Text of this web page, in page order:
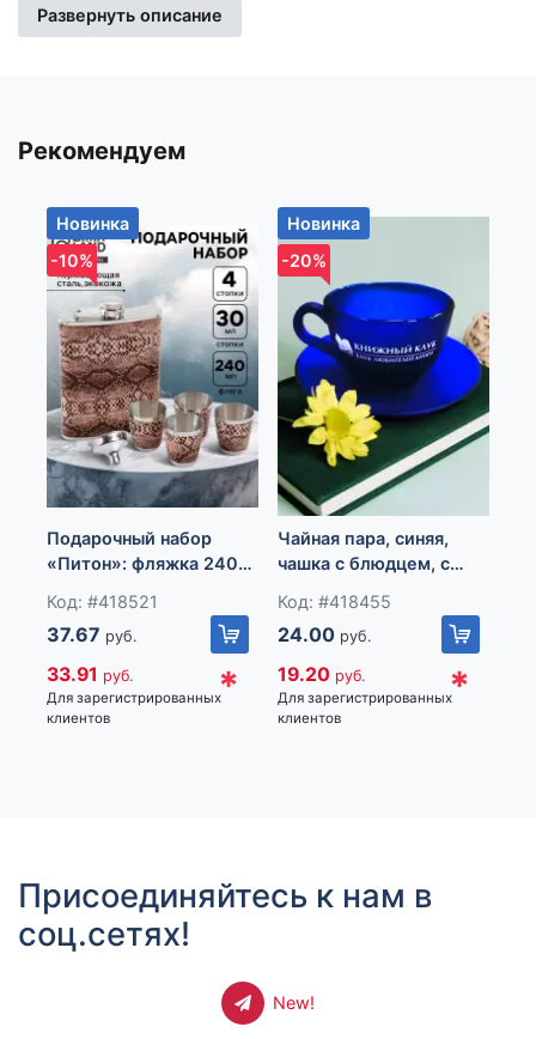
соленых угощений. Главным преимуществом подачи
такого разнообразия является то, что содержимое не
ей оригинальность; Сохранение уникальности вкуса и
запаха каждого ингредиента благодаря высоким
использования, чем отдельны ёмкости для салатов и
закусок. Это отличная покупка по хорошей цене!
Надеемся, вы не забудете поставить оценку этому
товару. Для вашего удобства при оформлении заказа по
телефону назовите код товара: 417756
Импортер: Частное торговое унитарное предприятие
«Книжный Клуб», Республика Беларусь, 223060, Минская
обл., Минский р-н, Новодворский с/с, дом 40, помещение
Развернуть описание
Рекомендуем
Новинка
-10%
Подарочный набор
«Питон»: фляжка 240
Код: #418521
37.67 руб.
33.91 руб.
Для зарегистрированных
клиентов
*
Новинка
-20%
Чайная пара, синяя,
чашка с блюдцем, с
Код: #418455
24.00 руб.
19.20 руб.
Для зарегистрированных
клиентов
*
Присоединяйтесь к нам в
соц.сетях!
New!